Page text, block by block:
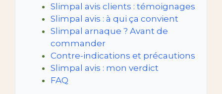
Slimpal avis clients : témoignages
Slimpal avis : à qui ça convient
Slimpal arnaque ? Avant de
commander
Contre-indications et précautions
Slimpal avis : mon verdict
FAQ